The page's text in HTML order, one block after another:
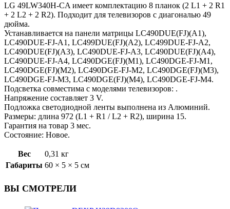
LG 49LW340H-CA имеет комплектацию 8 планок (2 L1 + 2 R1
+ 2 L2 + 2 R2). Подходит для телевизоров с диагональю 49
дюйма.
Устанавливается на панели матрицы LC490DUE(FJ)(A1),
LC490DUE-FJ-A1, LC499DUE(FJ)(A2), LC499DUE-FJ-A2,
LC490DUE(FJ)(A3), LC490DUE-FJ-A3, LC490DUE(FJ)(A4),
LC490DUE-FJ-A4, LC490DGE(FJ)(M1), LC490DGE-FJ-M1,
LC490DGE(FJ)(M2), LC490DGE-FJ-M2, LC490DGE(FJ)(M3),
LC490DGE-FJ-M3, LC490DGE(FJ)(M4), LC490DGE-FJ-M4.
Подсветка совместима с моделями телевизоров: .
Напряжение составляет 3 V.
Подложка светодиодной ленты выполнена из Алюминий.
Размеры: длина 972 (L1 + R1 / L2 + R2), ширина 15.
Гарантия на товар 3 мес.
Состояние: Новое.
Вес
0,31 кг
Габариты 60 × 5 × 5 см
ВЫ СМОТРЕЛИ